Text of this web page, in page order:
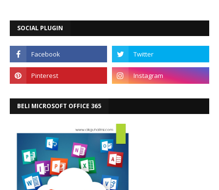
SOCIAL PLUGIN
BELI MICROSOFT OFFICE 365